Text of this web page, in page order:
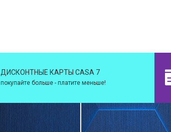
ДИСКОНТНЫЕ КАРТЫ CASA 7
покупайте больше - платите меньше!